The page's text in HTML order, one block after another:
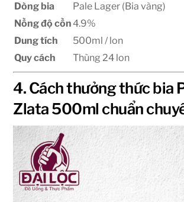
Dòng bia
Pale Lager (Bia vàng)
Nồng độ cồn4.9%
Dung tích
500ml / lon
Quy cách
Thùng 24 lon
4. Cách thưởng thức bia
Zlata 500ml chuẩn